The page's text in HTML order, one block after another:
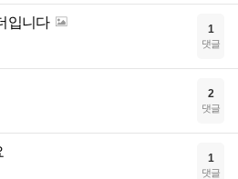
입니다 1
댓글
2
댓글
1
댓글